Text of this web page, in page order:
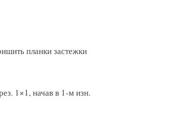
планки застежки
1×1, начав в 1-м изн.